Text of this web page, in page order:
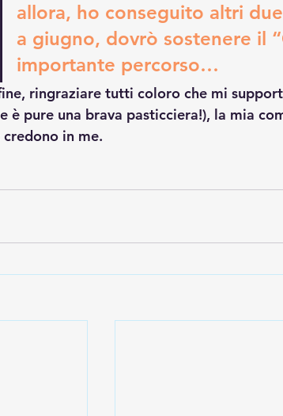
allora, ho conseguito altri
a giugno, dovrò sostenere il
importante percorso…
ringraziare tutti coloro che mi
è pure una brava pasticciera!), la mia
in me.